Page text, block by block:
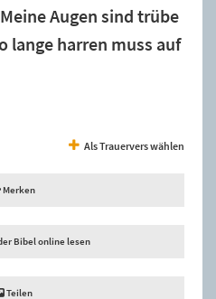
Augen sind trübe
lange harren muss auf
Als Trauervers wählen
Merken
Bibel online lesen
Teilen